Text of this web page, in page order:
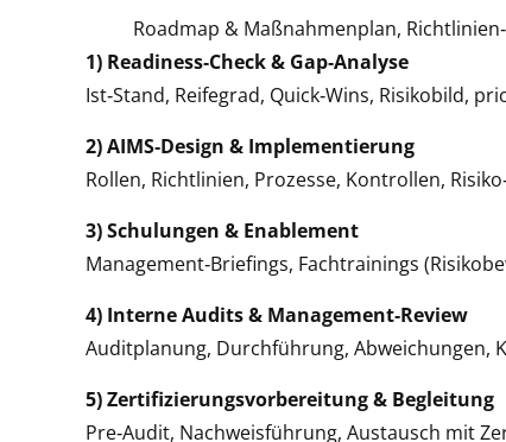
Roadmap & Maßnahmenplan,
1) Readiness‑Check & Gap‑Analyse
Ist‑Stand, Reifegrad, Quick‑Wins, Risikobild,
2) AIMS‑Design & Implementierung
Rollen, Richtlinien, Prozesse, Kontrollen,
3) Schulungen & Enablement
Management‑Briefings, Fachtrainings
4) Interne Audits & Management‑Review
Auditplanung, Durchführung, Abweichungen,
5) Zertifizierungsvorbereitung & Begleitung
Pre‑Audit, Nachweisführung, Austausch mit